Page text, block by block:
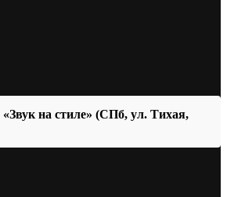
«Звук на стиле» (СПб, ул. Тихая,